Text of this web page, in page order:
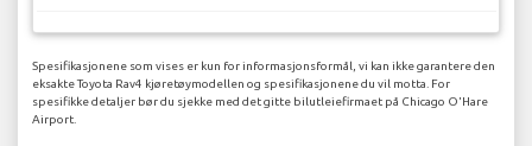
Spesifikasjonene som vises er kun for informasjonsformål, vi kan ikke garantere den
eksakte Toyota Rav4 kjøretøymodellen og spesifikasjonene du vil motta. For
spesifikke detaljer bør du sjekke med det gitte bilutleiefirmaet på Chicago O'Hare
Airport.